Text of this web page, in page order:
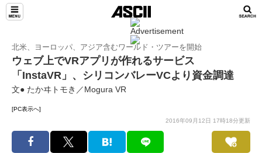
北米、ヨーロッパ、アジア含むワールド・ツアーを開始
ウェブ上でVRアプリが作れるサービス
「InstaVR」、シリコンバレーVCより資金調達
文● たかヰトモき／Mogura VR
[PC表示へ]
2016年09月12日 17時18分更新